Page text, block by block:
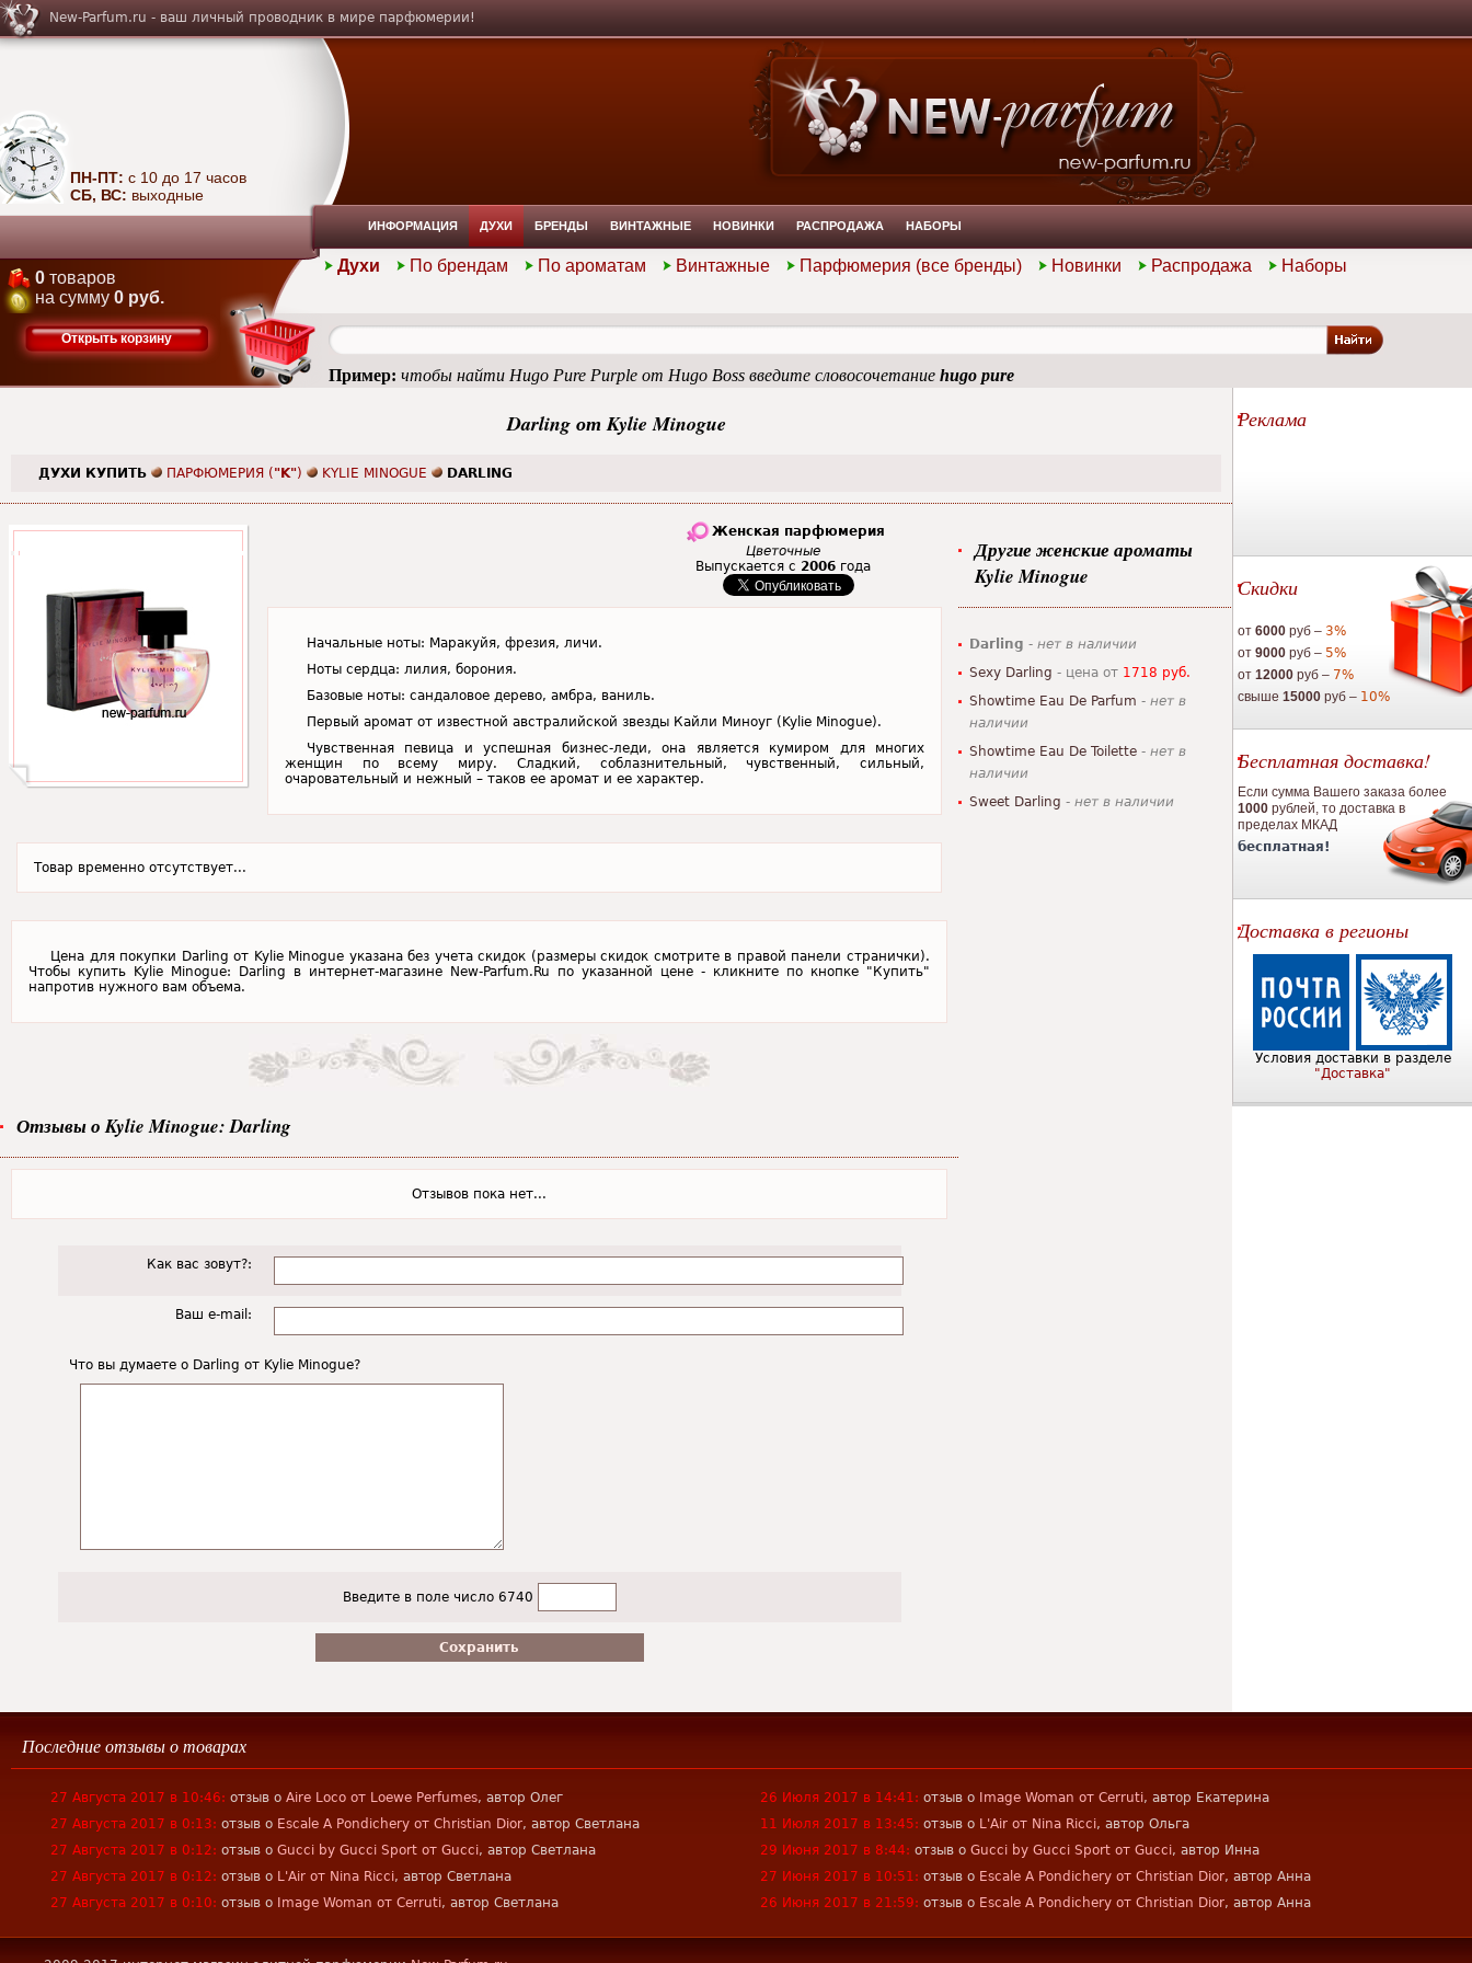
Darling от Kylie Minogue
ДУХИ КУПИТЬ ПАРФЮМЕРИЯ ( "K") KYLIE MINOGUE DARLING
Женская парфюмерия
Цветочные
Выпускается с 2006 года
Начальные ноты: Маракуйя, фрезия, личи.
Ноты сердца: лилия, борония.
Базовые ноты: сандаловое дерево, амбра, ваниль.
Первый аромат от известной австралийской звезды Кайли Миноуг (Kylie Minogue).
Чувственная певица и успешная бизнес-леди, она является кумиром для многих
женщин по всему миру. Сладкий, соблазнительный, чувственный, сильный,
очаровательный и нежный – таков ее аромат и ее характер.
Товар временно отсутствует...
Цена для покупки Darling от Kylie Minogue указана без учета скидок (размеры скидок смотрите в правой панели странички).
Чтобы купить Kylie Minogue: Darling в интернет-магазине New-Parfum.Ru по указанной цене - кликните по кнопке "Купить"
напротив нужного вам объема.
Отзывы о Kylie Minogue: Darling
Отзывов пока нет...
Как вас зовут?:
Ваш e-mail:
Что вы думаете о Darling от Kylie Minogue?
Введите в поле число 6740
Другие женские ароматы
Kylie Minogue
Darling - нет в наличии
Sexy Darling - цена от 1718 руб.
Showtime Eau De Parfum - нет в
наличии
Showtime Eau De Toilette - нет в
наличии
Sweet Darling - нет в наличии
Реклама
Скидки
от 6000 руб – 3%
от 9000 руб – 5%
от 12000 руб – 7%
свыше 15000 руб – 10%
Бесплатная доставка!
Если сумма Вашего заказа более
1000 рублей, то доставка в
пределах МКАД
бесплатная!
Доставка в регионы
Условия доставки в разделе
"Доставка"
Последние отзывы о товарах
27 Августа 2017 в 10:46: отзыв оAire Loco от Loewe Perfumes, автор Олег
27 Августа 2017 в 0:13: отзыв о Escale A Pondichery от Christian Dior, автор Светлана
27 Августа 2017 в 0:12: отзыв оGucci by Gucci Sport от Gucci, автор Светлана
27 Августа 2017 в 0:12: отзыв о L'Air от Nina Ricci, автор Светлана
27 Августа 2017 в 0:10: отзыв о Image Woman от Cerruti, автор Светлана
26 Июля 2017 в 14:41: отзыв о Image Woman от Cerruti, автор Екатерина
11 Июля 2017 в 13:45: отзыв о L'Air от Nina Ricci, автор Ольга
29 Июня 2017 в 8:44: отзыв о Gucci by Gucci Sport от Gucci, автор Инна
27 Июня 2017 в 10:51: отзыв о Escale A Pondichery от Christian Dior, автор Анна
26 Июня 2017 в 21:59: отзыв о Escale A Pondichery от Christian Dior, автор Анна
New-Parfum.ru - ваш личный проводник в мире парфюмерии!
ПН-ПТ: с 10 до 17 часов
СБ, ВС: выходные
ИНФОРМАЦИЯ ДУХИ БРЕНДЫ ВИНТАЖНЫЕ НОВИНКИ РАСПРОДАЖА НАБОРЫ
Духи По брендам По ароматам Винтажные Парфюмерия (все бренды) Новинки Распродажа Наборы
0 товаров
на сумму 0 руб.
Открыть корзину
Пример: чтобы найти Hugo Pure Purple от Hugo Boss введите словосочетание hugo pure